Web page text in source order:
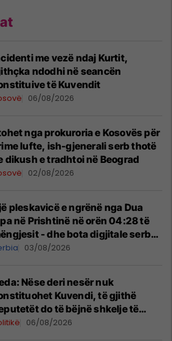
me vezë ndaj Kurtit,
ndodhi në seancën
të Kuvendit
06/08/2026
nga prokuroria e Kosovës për
lufte, ish-gjenerali serb thotë
dikush e tradhtoi në Beograd
02/08/2026
pleskavicë e ngrënë nga Dua
në Prishtinë në orën 04:28 të
- dhe bota digjitale serbe
gjendjen e luftës
03/08/2026
Nëse deri nesër nuk
Kuvendi, të gjithë
do të bëjnë shkelje të
kushtetuese
06/08/2026